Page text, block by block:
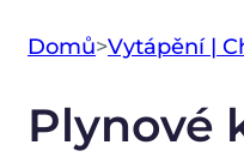
Domů>Vytápění |
Plynové